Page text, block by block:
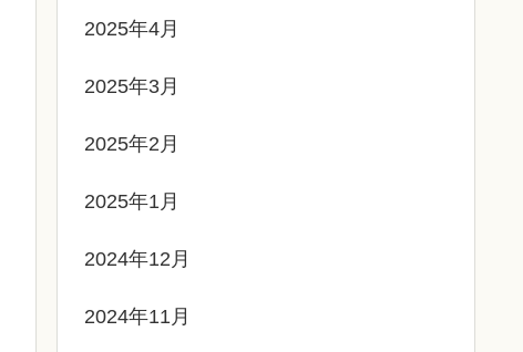
2025年4月
2025年3月
2025年2月
2025年1月
2024年12月
2024年11月